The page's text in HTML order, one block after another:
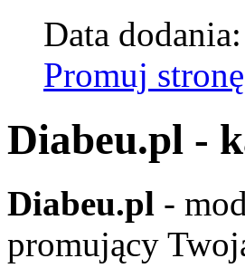
Data
Promuj
Diabeu.pl -
Diabeu.pl -
promujący